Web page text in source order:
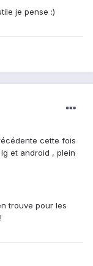
je pense :)
cette fois
et android , plein
trouve pour les